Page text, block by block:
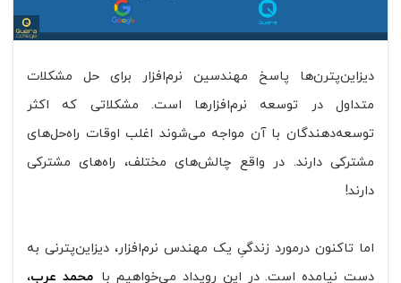
دیزاین‌پترن‌ها پاسخ مهندسین نرم‌افزار برای حل مشکلات
متداول در توسعه نرم‌افزار‌ها است. مشکلاتی که اکثر
توسعه‌دهندگان با آن مواجه می‌شوند اغلب اوقات راه‌حل‌های
مشترکی دارند. در واقع چالش‌های مختلف‌، راه‌های مشترکی
دارند!
اما تاکنون درمورد زندگیِ یک مهندس نرم‌افزار، دیزاین‌پترنی به
دست نیامده است. در این رویداد می‌خواهیم با محمد عرب،